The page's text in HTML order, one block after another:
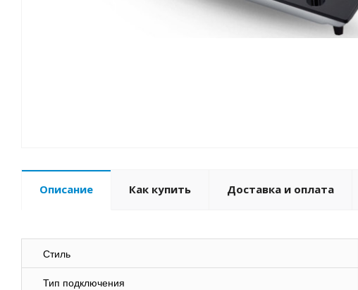
Описание Как купить Доставка и оплата
Стиль
Тип подключения